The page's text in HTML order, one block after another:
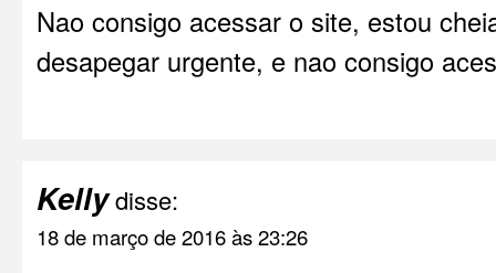
Nao consigo acessar o site, estou
desapegar urgente, e nao consigo
Kellydisse:
18 de março de 2016 às 23:26